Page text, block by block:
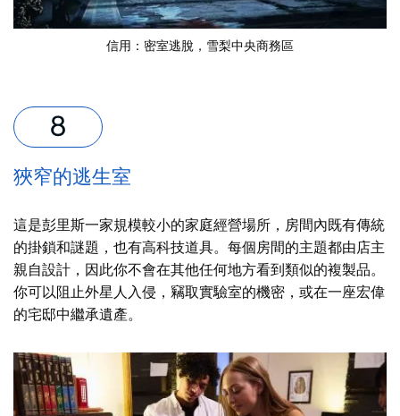
信用： 密室逃脫 ，雪梨中央商務區
狹窄的逃生室
這是彭里斯一家規模較小的家庭經營場所，房間內既有傳統
的掛鎖和謎題，也有高科技道具。每個房間的主題都由店主
親自設計，因此你不會在其他任何地方看到類似的複製品。
你可以阻止外星人入侵，竊取實驗室的機密，或在一座宏偉
的宅邸中繼承遺產。